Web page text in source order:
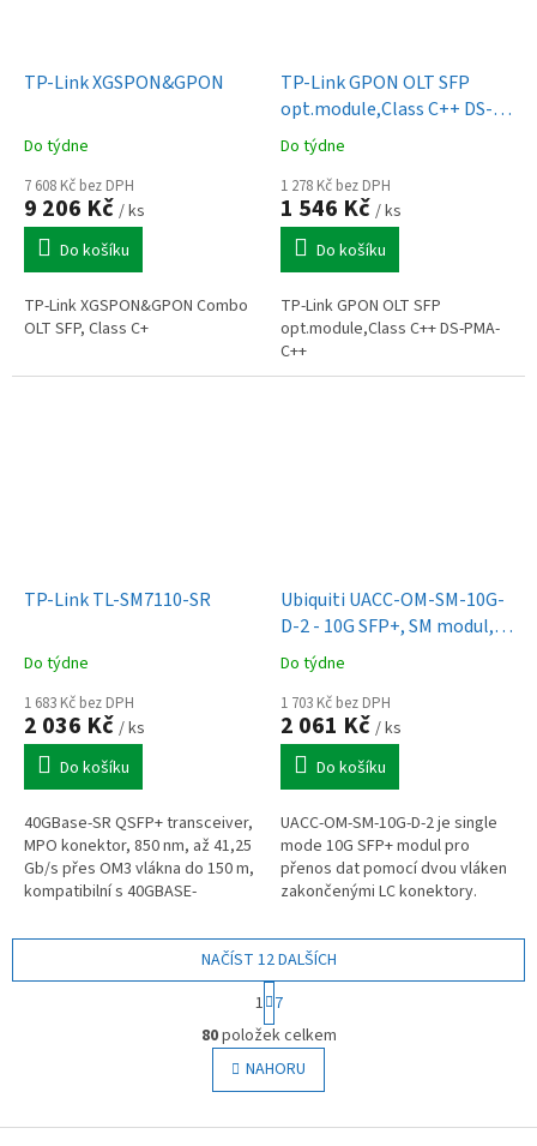
TP-Link XGSPON&GPON
Do týdne
7 608 Kč bez DPH
9 206 Kč / ks
Do košíku
TP-Link XGSPON&GPON Combo
OLT SFP, Class C+
TP-Link GPON OLT SFP
opt.module,Class C++ DS-
PMA-C++
Do týdne
1 278 Kč bez DPH
1 546 Kč / ks
Do košíku
TP-Link GPON OLT SFP
opt.module,Class C++ DS-PMA-
C++
TP-Link TL-SM7110-SR
Do týdne
1 683 Kč bez DPH
2 036 Kč / ks
Do košíku
40GBase-SR QSFP+ transceiver,
MPO konektor, 850 nm, až 41,25
Gb/s přes OM3 vlákna do 150 m,
kompatibilní s 40GBASE-
výměna, podpora DDM a OMCI.
Ubiquiti UACC-OM-SM-10G-
D-2 - 10G SFP+, SM modul,
Duplex LC UPC, 2-pack
Do týdne
1 703 Kč bez DPH
2 061 Kč / ks
Do košíku
UACC-OM-SM-10G-D-2 je single
mode 10G SFP+ modul pro
přenos dat pomocí dvou vláken
zakončenými LC konektory.
O
v
l
á
NAČÍST 12 DALŠÍCH
S
t
r
á
n
k
v
1 7
80položek celkem
NAHORU
Z